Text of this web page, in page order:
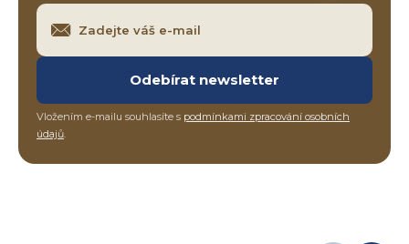
Odebírat newsletter
Vložením e-mailu souhlasíte s podmínkami zpracování osobních
údajů.